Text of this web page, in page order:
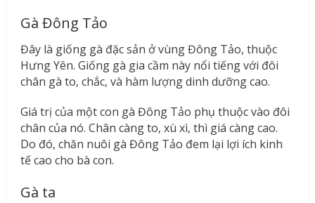
Gà Đông Tảo
Đây là giống gà đặc sản ở vùng Đông Tảo, thuộc
Hưng Yên. Giống gà gia cầm này nổi tiếng với đôi
chân gà to, chắc, và hàm lượng dinh dưỡng cao.
Giá trị của một con gà Đông Tảo phụ thuộc vào đôi
chân của nó. Chân càng to, xù xì, thì giá càng cao.
Do đó, chăn nuôi gà Đông Tảo đem lại lợi ích kinh
tế cao cho bà con.
Gà ta